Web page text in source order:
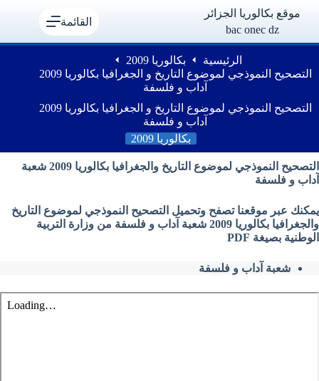
موقع بكالوريا الجزائر
bac onec dz
القائمة
الرئيسية
بكالوريا 2009
التصحيح النموذجي لموضوع التاريخ و الجغرافيا بكالوريا 2009
آداب و فلسفة
التصحيح النموذجي لموضوع التاريخ و الجغرافيا بكالوريا 2009
آداب و فلسفة
بكالوريا 2009
التصحيح النموذجي لموضوع التاريخ والجغرافيا بكالوريا 2009 شعبة
آداب و فلسفة
يمكنك عبر موقعنا تصفح وتحميل التصحيح النموذجي لموضوع التاريخ
والجغرافيا بكالوريا 2009 شعبة آداب و فلسفة من وزارة التربية
الوطنية بصيغة PDF
شعبة آداب و فلسفة